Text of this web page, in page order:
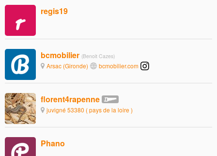
regis19
bcmobilier (Benoit Cazes)
Arsac (Gironde) bcmobilier.com
florent4rapenne
juvigné 53380 ( pays de la loire )
Phano